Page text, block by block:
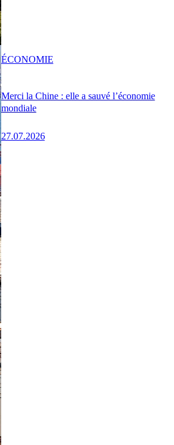
Merci la Chine : elle a sauvé l’économie
mondiale
27.07.2026
ÉCONOMIE